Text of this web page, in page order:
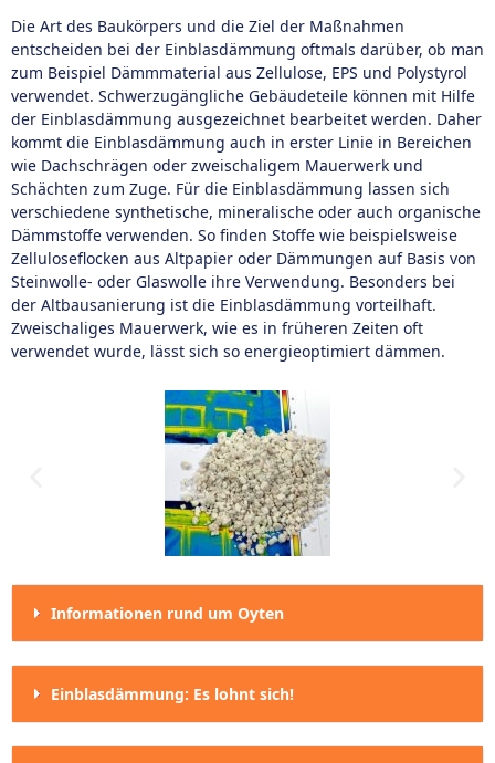
Die Art des Baukörpers und die Ziel der Maßnahmen
entscheiden bei der Einblasdämmung oftmals darüber, ob man
zum Beispiel Dämmmaterial aus Zellulose, EPS und Polystyrol
verwendet. Schwerzugängliche Gebäudeteile können mit Hilfe
der Einblasdämmung ausgezeichnet bearbeitet werden. Daher
kommt die Einblasdämmung auch in erster Linie in Bereichen
wie Dachschrägen oder zweischaligem Mauerwerk und
Schächten zum Zuge. Für die Einblasdämmung lassen sich
verschiedene synthetische, mineralische oder auch organische
Dämmstoffe verwenden. So finden Stoffe wie beispielsweise
Zelluloseflocken aus Altpapier oder Dämmungen auf Basis von
Steinwolle- oder Glaswolle ihre Verwendung. Besonders bei
der Altbausanierung ist die Einblasdämmung vorteilhaft.
Zweischaliges Mauerwerk, wie es in früheren Zeiten oft
verwendet wurde, lässt sich so energieoptimiert dämmen.
Informationen rund um Oyten
Einblasdämmung: Es lohnt sich!